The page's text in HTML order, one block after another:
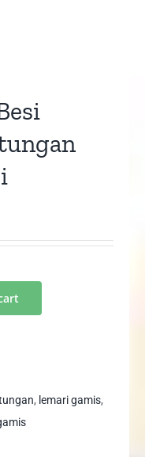
, lemari gamis,